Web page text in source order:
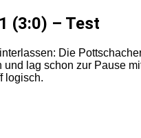
(3:0) – Test
Die
lag schon zur Pause
logisch.